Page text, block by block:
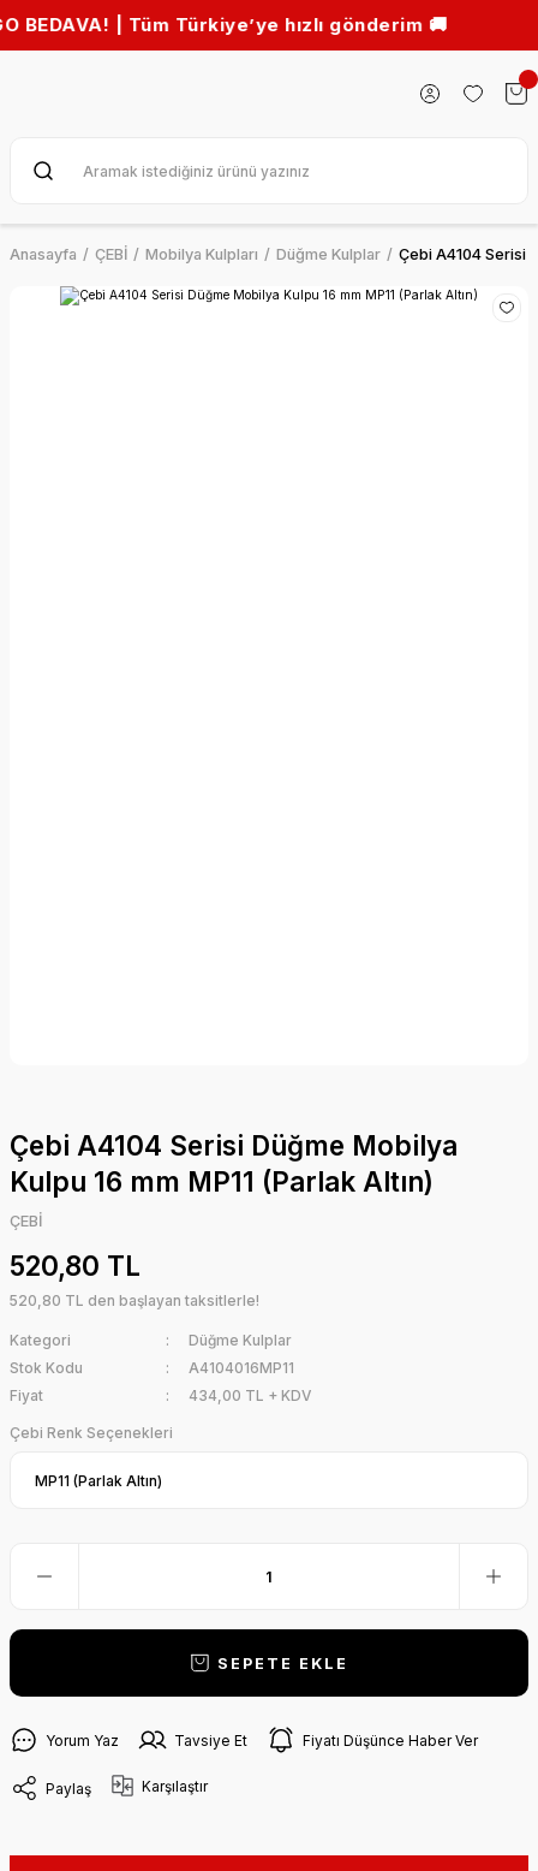
| Tüm Türkiye’ye hızlı gönderim 🚚
Anasayfa ÇEBİ Mobilya Kulpları Düğme Kulplar Çebi A4104 Serisi
Çebi A4104 Serisi Düğme Mobilya
Kulpu 16 mm MP11 (Parlak Altın)
ÇEBİ
520,80 TL
520,80 TL den başlayan taksitlerle!
Kategori
Düğme Kulplar
Stok Kodu
A4104016MP11
Fiyat
434,00 TL + KDV
Çebi Renk Seçenekleri
SEPETE EKLE
Yorum Yaz Tavsiye Et Fiyatı Düşünce Haber Ver
Paylaş Karşılaştır